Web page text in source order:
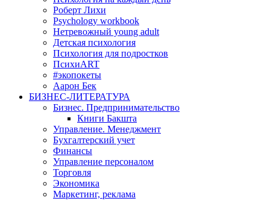
Роберт Лихи
Psychology workbook
Нетревожный young adult
Детская психология
Психология для подростков
ПсихиART
#экопокеты
Аарон Бек
БИЗНЕС-ЛИТЕРАТУРА
Бизнес. Предпринимательство
Книги Бакшта
Управление. Менеджмент
Бухгалтерский учет
Финансы
Управление персоналом
Торговля
Экономика
Маркетинг, реклама